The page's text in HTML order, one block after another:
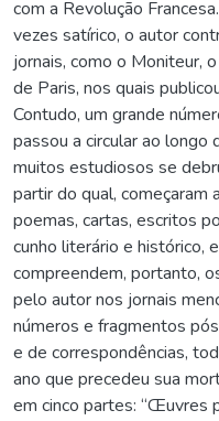
com a Revolução
vezes satírico, o autor
jornais, como o Moniteur,
de Paris, nos quais
Contudo, um grande
passou a circular ao
muitos estudiosos se
partir do qual, começaram
poemas, cartas, escritos
cunho literário e
compreendem, portanto,
pelo autor nos jornais
números e fragmentos
e de correspondências,
ano que precedeu sua
em cinco partes: “Œuvres